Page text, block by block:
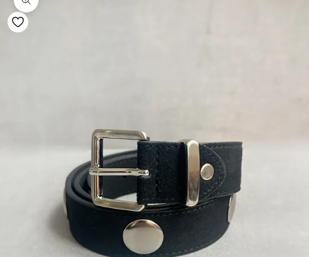
Zoom na imagem